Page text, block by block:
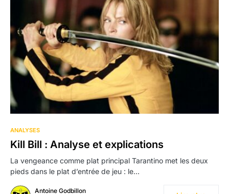
ANALYSES
Kill Bill : Analyse et explications
La vengeance comme plat principal Tarantino met les deux
pieds dans le plat d’entrée de jeu : le…
Antoine Godbillon